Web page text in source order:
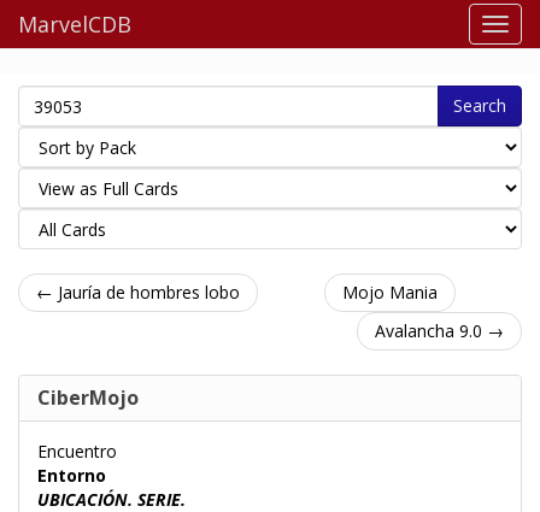
MarvelCDB
Search
← Jauría de hombres lobo
Mojo Mania
Avalancha 9.0 →
CiberMojo
Encuentro
Entorno
UBICACIÓN. SERIE.